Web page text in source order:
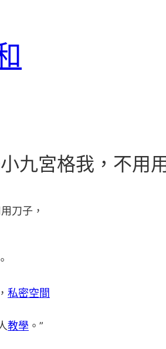
九宮格我，不用
刀子，
私密空間
教學 。”